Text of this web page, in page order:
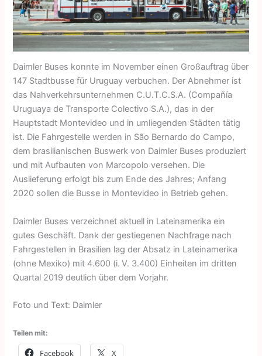
Daimler Buses konnte im November einen Großauftrag über
147 Stadt­busse für Uruguay verbuchen. Der Abnehmer ist
das Nahverkehrsunter­nehmen C.U.T.C.S.A. (Compañía
Uruguaya de Transporte Colectivo S.A.), das in der
Hauptstadt Montevideo und in umliegenden Städten tätig
ist. Die Fahrgestelle werden in São Bernardo do Campo,
dem brasilianischen Buswerk von Daimler Buses produziert
und mit Aufbauten von Marcopolo versehen. Die
Auslieferung erfolgt bis zum Ende des Jahres; Anfang
2020 sollen die Busse in Montevideo in Betrieb gehen.
Daimler Buses verzeichnet aktuell in Lateinamerika ein
gutes Geschäft. Dank der gestiegenen Nachfrage nach
Fahrgestellen in Brasilien lag der Absatz in Lateinamerika
(ohne Mexiko) mit 4.600 (i. V. 3.400) Einheiten im dritten
Quartal 2019 deutlich über dem Vorjahr.
Foto und Text: Daimler
Teilen mit:
Facebook X